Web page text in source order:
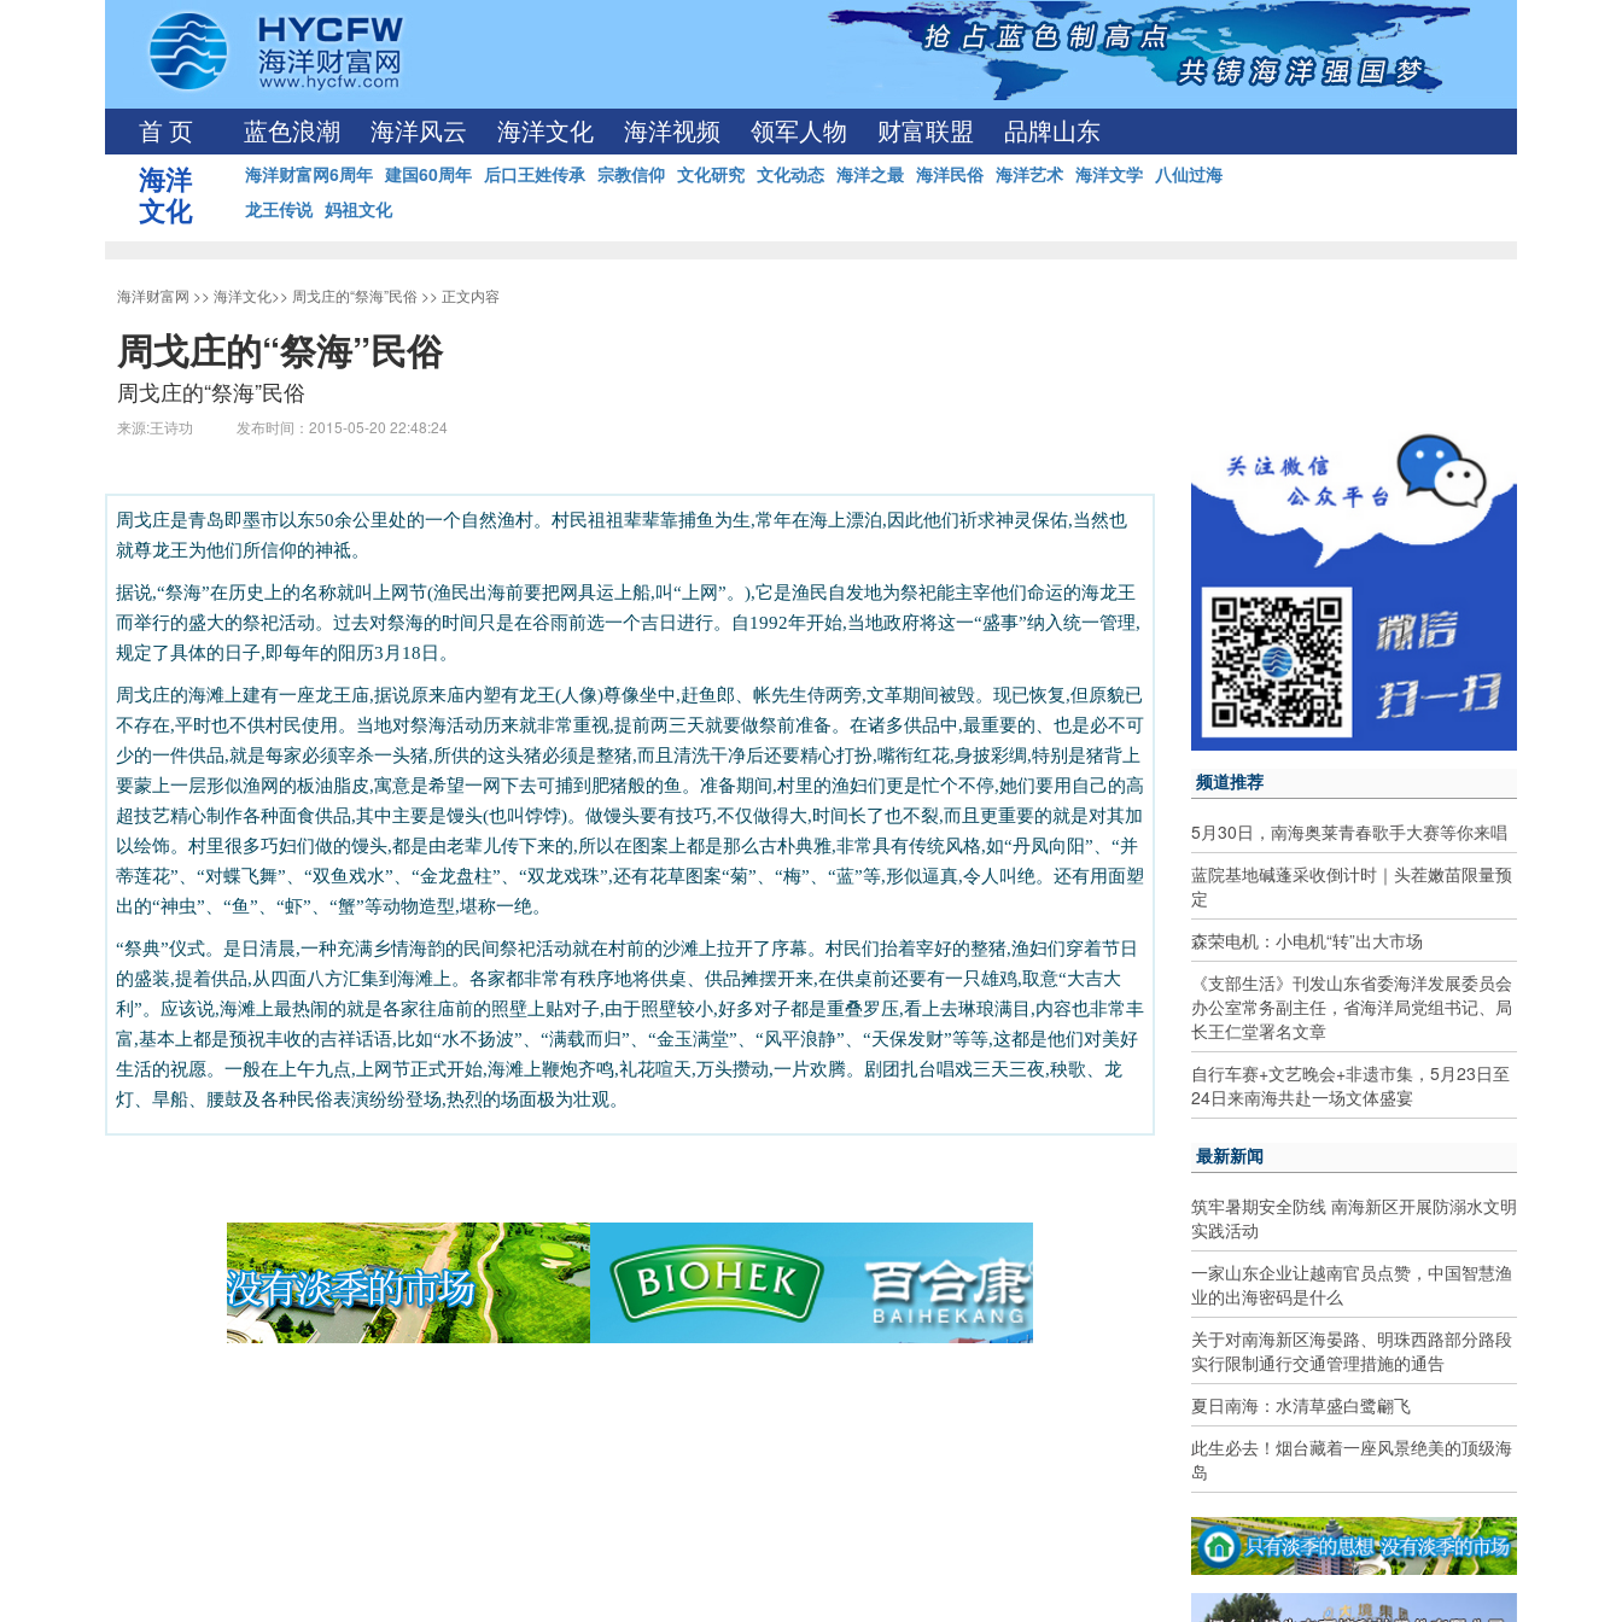
首 页 蓝色浪潮 海洋风云 海洋文化 海洋视频 领军人物 财富联盟 品牌山东
海洋
文化
海洋财富网6周年 建国60周年 后口王姓传承 宗教信仰 文化研究 文化动态 海洋之最 海洋民俗 海洋艺术 海洋文学 八仙过海
龙王传说 妈祖文化
海洋财富网 >> 海洋文化>> 周戈庄的“祭海”民俗 >> 正文内容
周戈庄的“祭海”民俗
周戈庄的“祭海”民俗
来源:王诗功 发布时间：2015-05-20 22:48:24
周戈庄是青岛即墨市以东50余公里处的一个自然渔村。村民祖祖辈辈靠捕鱼为生,常年在海上漂泊,因此他们祈求神灵保佑,当然也
就尊龙王为他们所信仰的神祗。
据说,“祭海”在历史上的名称就叫上网节(渔民出海前要把网具运上船,叫“上网”。 ),它是渔民自发地为祭祀能主宰他们命运的海龙王
而举行的盛大的祭祀活动。 过去对祭海的时间 只是在谷雨前选一个吉日进行。自1992年开始,当地政府将这一“盛事”纳入统一管理,
规定了具体的日子,即每年的阳历3 月 18 日。
周戈庄的海滩上建有一座龙王庙,据说原来庙内塑有龙王(人像)尊像坐中,赶鱼郎、帐先生侍两旁,文革期间被毁。现已恢复,但原貌已
不存在,平时也不供村民使用。当地对祭海活动历来就非常重视,提前两三天就要做祭前准备。在诸多供品中,最重要的、也是必不可
少的一件供品,就是每家必须宰杀一头猪,所供的这头猪必须是整猪,而且清洗干净后还要精心打扮,嘴衔红花,身披彩绸,特别是猪背上
要蒙上一层形似渔网的板油脂皮,寓意是希望一网下去可捕到肥猪般的鱼。准备期间,村里的渔妇们更是忙个不停,她们要用自己的高
超技艺精心制作各种面食供品,其中主要是馒头(也叫饽饽)。做馒头要有技巧,不仅做得大,时间长了也不裂,而且更重要的就是对其加
以绘饰。村里很多巧妇们做的馒头,都是由老辈儿传下来的,所以在图案上都是那么古朴典雅,非常具有传统风格,如“丹凤向阳”、“并
蒂莲花”、“对蝶飞舞”、“双鱼戏水”、“金龙盘柱”、“双龙戏珠”,还有花草图案“菊”、“梅”、“蓝”等,形似逼真,令人叫绝。还有用面塑
出的“神虫”、“鱼”、“虾”、“蟹”等动物造型,堪称一绝。
“祭典”仪式。是日清晨,一种充满乡情海韵的民间祭祀活动就在村前的沙滩上拉开了序幕。村民们抬着宰好的整猪,渔妇们穿着节日
的盛装,提着供品,从四面八方汇集到海滩上。各家都非常有秩序地将供桌、供品摊摆开来,在供桌前还要有一只雄鸡,取意“大吉大
利”。应该说,海滩上最热闹的就是各家往庙前的照壁上贴对子,由于照壁较小,好多对子都是重叠罗压,看上去琳琅满目 ,内容也非常丰
富,基本上都是预祝丰收的吉祥话语,比如“水不扬波”、“满载而归”、“金玉满堂”、“风平浪静”、“天保发财”等等,这都是他们对美好
生活的祝愿。一般在上午九点, 上网节正式开始,海滩上鞭炮齐鸣,礼花喧天,万头攒动,一片欢腾。剧团扎台唱戏三天三夜,秧歌、龙
灯、旱船、腰鼓及各种民俗表演纷纷登场,热烈的场面极为壮观。
频道推荐
5月30日，南海奥莱青春歌手大赛等你来唱
蓝院基地碱蓬采收倒计时｜头茬嫩苗限量预
定
森荣电机：小电机“转”出大市场
《支部生活》刊发山东省委海洋发展委员会
办公室常务副主任，省海洋局党组书记、局
长王仁堂署名文章
自行车赛+文艺晚会+非遗市集，5月23日至
24日来南海共赴一场文体盛宴
最新新闻
筑牢暑期安全防线 南海新区开展防溺水文明
实践活动
一家山东企业让越南官员点赞，中国智慧渔
业的出海密码是什么
关于对南海新区海晏路、明珠西路部分路段
实行限制通行交通管理措施的通告
夏日南海：水清草盛白鹭翩飞
此生必去！烟台藏着一座风景绝美的顶级海
岛